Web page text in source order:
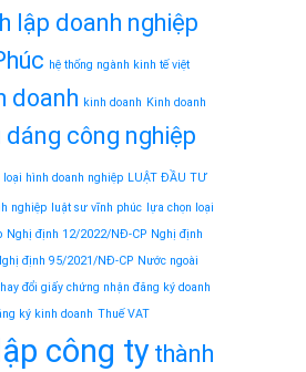
lập doanh nghiệp
hệ thống ngành kinh tế việt
doanh kinh doanh Kinh doanh
dáng công nghiệp
loại hình doanh nghiệp LUẬT ĐẦU TƯ
nghiệp luật sư vĩnh phúc
lựa chọn loại
Nghị định 12/2022/NĐ-CP Nghị định
định 95/2021/NĐ-CP Nước ngoài
đổi giấy chứng nhận đăng ký doanh
ký kinh doanh Thuế VAT
công ty thành